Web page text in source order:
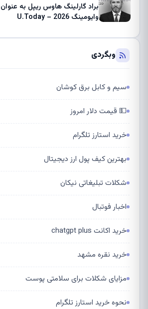
براد گارلینگ هاوس ریپل به
وایومینگ 2026 – U.Today
وبگردی
سیم و کابل برق کوشان
💵 قیمت دلار امروز
خرید استارز تلگرام
بهترین کیف پول ارز دیجیتال
شکلات تبلیغاتی نیکان
اخبار فوتبال
خرید اکانت chatgpt plus
خرید نقره مشهد
مزایای شکلات برای سلامتی پوست
نحوه خرید استارز تلگرام